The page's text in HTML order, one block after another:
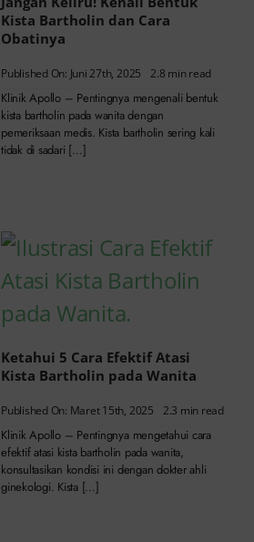
Kista Bartholin dan Cara
Obatinya
Published On: Juni 27th, 2025 2.8 min read
Klinik Apollo – Pentingnya mengenali bentuk
kista bartholin pada wanita dengan
pemeriksaan medis. Kista bartholin sering kali
tidak di sadari […]
Ketahui 5 Cara Efektif Atasi
Kista Bartholin pada Wanita
Published On: Maret 15th, 2025 2.3 min read
Klinik Apollo – Pentingnya mengetahui cara
efektif atasi kista bartholin pada wanita,
konsultasikan kondisi ini dengan dokter ahli
ginekologi. Kista […]